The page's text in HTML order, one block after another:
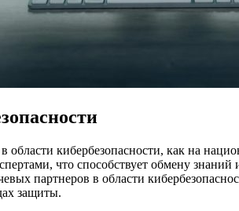
области кибербезопасности, как на
что способствует обмену
партнеров в области
защиты.